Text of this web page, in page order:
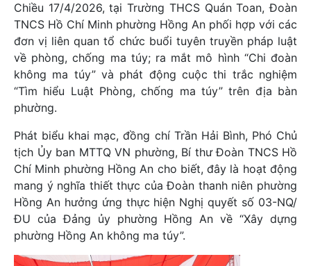
Chiều 17/4/2026, tại Trường THCS Quán Toan, Đoàn
TNCS Hồ Chí Minh phường Hồng An phối hợp với các
đơn vị liên quan tổ chức buổi tuyên truyền pháp luật
về phòng, chống ma túy; ra mắt mô hình “Chi đoàn
không ma túy” và phát động cuộc thi trắc nghiệm
“Tìm hiểu Luật Phòng, chống ma túy” trên địa bàn
phường.
Phát biểu khai mạc, đồng chí Trần Hải Bình, Phó Chủ
tịch Ủy ban MTTQ VN phường, Bí thư Đoàn TNCS Hồ
Chí Minh phường Hồng An cho biết, đây là hoạt động
mang ý nghĩa thiết thực của Đoàn thanh niên phường
Hồng An hưởng ứng thực hiện Nghị quyết số 03-NQ/
ĐU của Đảng ủy phường Hồng An về “Xây dựng
phường Hồng An không ma túy”.